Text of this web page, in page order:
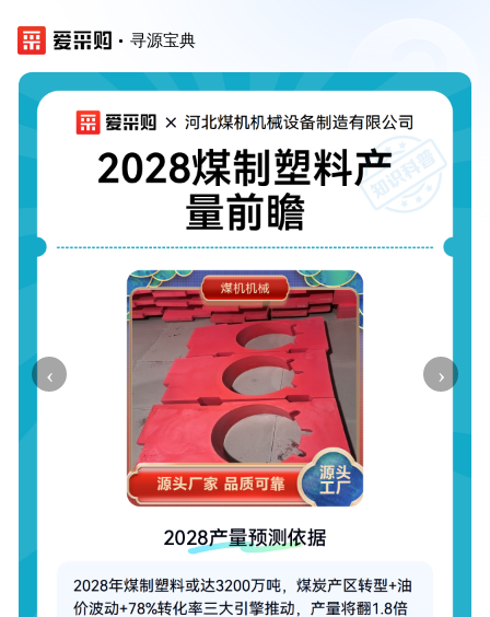
寻源宝典
‹ ›